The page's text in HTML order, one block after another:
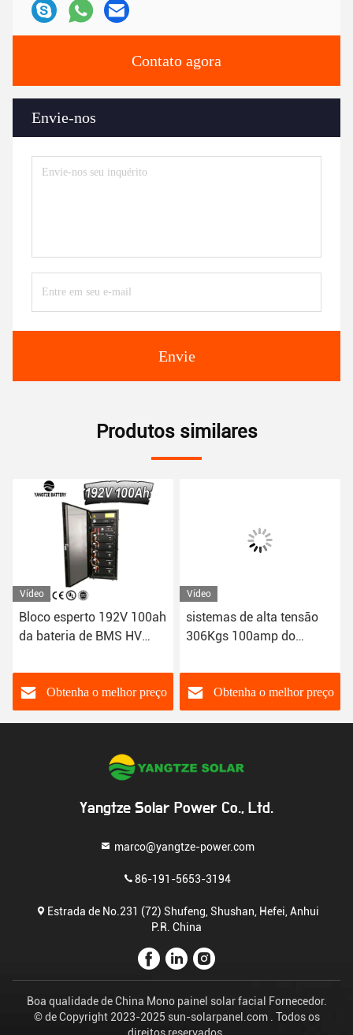
Contato agora
Envie-nos
Envie
Produtos similares
Vídeo
Bloco esperto 192V 100ah
da bateria de BMS HV
Obtenha o melhor preço
Vídeo
sistemas de alta tensão
306Kgs 100amp do
bateria de lítio 18650 de
96V 200Ah
Obtenha o melhor preço
Yangtze Solar Power Co., Ltd.
marco@yangtze-power.com
86-191-5653-3194
Estrada de No.231 (72) Shufeng, Shushan, Hefei, Anhui
P.R. China
Boa qualidade de China Mono painel solar facial Fornecedor.
© de Copyright 2023-2025 sun-solarpanel.com . Todos os